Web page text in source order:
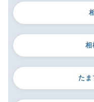
相
たま